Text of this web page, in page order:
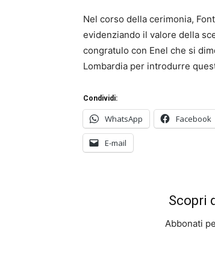
Nel corso della cerimonia,
evidenziando il valore della
congratulo con Enel che si
Lombardia per introdurre
Condividi:
WhatsApp Facebook
E-mail
Scopri
Abbonati